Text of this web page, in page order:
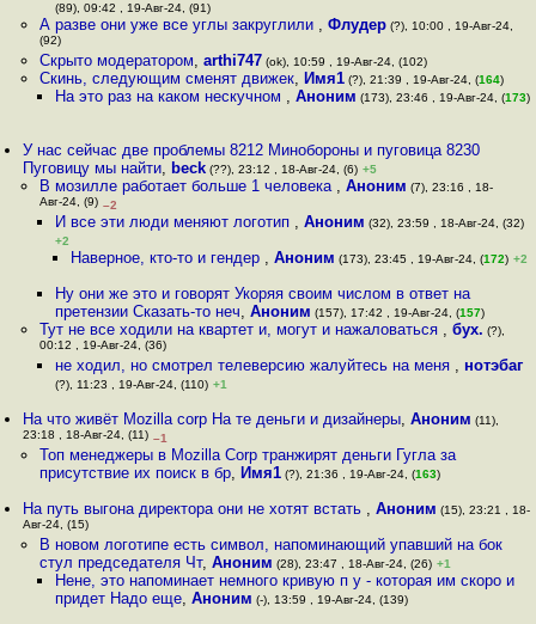
(89), 09:42 , 19-Авг-24, (91)
А разве они уже все углы закруглили , Флудер(?), 10:00 , 19-Авг-24,
(92)
Скрыто модератором, arthi747(ok), 10:59 , 19-Авг-24, (102)
Скинь, следующим сменят движек, Имя1(?), 21:39 , 19-Авг-24, (164)
На это раз на каком нескучном , Аноним (173), 23:46 , 19-Авг-24, (173)
У нас сейчас две проблемы 8212 Минобороны и пуговица 8230
Пуговицу мы найти, beck (??), 23:12 , 18-Авг-24, (6) +5
В мозилле работает больше 1 человека , Аноним (7), 23:16 , 18-
Авг-24, (9) –2
И все эти люди меняют логотип , Аноним (32), 23:59 , 18-Авг-24, (32)
+2
Наверное, кто-то и гендер ,Аноним (173), 23:45 , 19-Авг-24, (172) +2
Ну они же это и говорят Укоряя своим числом в ответ на
претензии Сказать-то неч, Аноним (157), 17:42 , 19-Авг-24, (157)
Тут не все ходили на квартет и, могут и нажаловаться , бух. (?),
00:12 , 19-Авг-24, (36)
не ходил, но смотрел телеверсию жалуйтесь на меня , нотэбаг
(?), 11:23 , 19-Авг-24, (110) +1
На что живёт Mozilla corp На те деньги и дизайнеры,Аноним (11),
23:18 , 18-Авг-24, (11) –1
Топ менеджеры в Mozilla Corp транжирят деньги Гугла за
присутствие их поиск в бр, Имя1(?), 21:36 , 19-Авг-24, (163)
На путь выгона директора они не хотят встать ,Аноним (15), 23:21 , 18-
Авг-24, (15)
В новом логотипе есть символ, напоминающий упавший на бок
стул председателя Чт, Аноним (28), 23:47 , 18-Авг-24, (26) +1
Нене, это напоминает немного кривую п у - которая им скоро и
придет Надо еще, Аноним (-), 13:59 , 19-Авг-24, (139)